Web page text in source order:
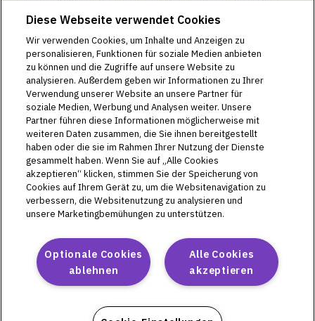
vorgesehen. Das Omnipod 5-System ist für die Nutzung mit
einem schnell wirksamen U-100-Insulin indiziert.
Warnung: Ohne vorherige angemessene Schulung oder
Einweisung durch Ihr medizinisches Betreuungsteam dürfen
Sie WEDER das Omnipod® 5-System verwenden NOCH
Einstellungen ändern. Die falsche Initiierung und Anpassung
von Einstellungen kann zu einer Über- oder Unterdosierung
von Insulin führen, was eine Hypoglykämie (niedriger
Glukosewert) oder Hyperglykämie (hoher Glukosewert) zur
Folge haben kann.
Verwendungszweck des Omnipod DASH®-Insulin-
Managementsystems gemäß der
Gebrauchsanweisung: Das Omnipod DASH®-Insulin-
Managementsystem ist für die subkutane Abgabe von Insulin
mit festen und variablen Raten zum Management von
bestimmt. Das Omnipod DASH®-System ist für die Nutzung
mit einem schnell wirksamen U-100-Insulin indiziert.
Warnung:
Versuchen Sie NICHT, das Omnipod DASH-
System zu benutzen, bevor Sie eine Schulung erhalten haben.
Gesundheit und Sicherheit darstellen.
Diese Webseite verwendet Cookies
Wir verwenden Cookies, um Inhalte und Anzeigen zu
personalisieren, Funktionen für soziale Medien anbieten
zu können und die Zugriffe auf unsere Website zu
analysieren. Außerdem geben wir Informationen zu Ihrer
Verwendung unserer Website an unsere Partner für
soziale Medien, Werbung und Analysen weiter. Unsere
Partner führen diese Informationen möglicherweise mit
weiteren Daten zusammen, die Sie ihnen bereitgestellt
haben oder die sie im Rahmen Ihrer Nutzung der Dienste
gesammelt haben. Wenn Sie auf „Alle Cookies
akzeptieren“ klicken, stimmen Sie der Speicherung von
Cookies auf Ihrem Gerät zu, um die Websitenavigation zu
verbessern, die Websitenutzung zu analysieren und
unsere Marketingbemühungen zu unterstützen.
Alle Cookies
akzeptieren
Optionale Cookies
ablehnen